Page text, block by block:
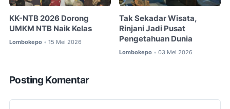
KK-NTB 2026 Dorong
UMKM NTB Naik Kelas
Lombokepo • 15 Mei 2026
Tak Sekadar Wisata,
Rinjani Jadi Pusat
Pengetahuan Dunia
Lombokepo • 03 Mei 2026
Posting Komentar